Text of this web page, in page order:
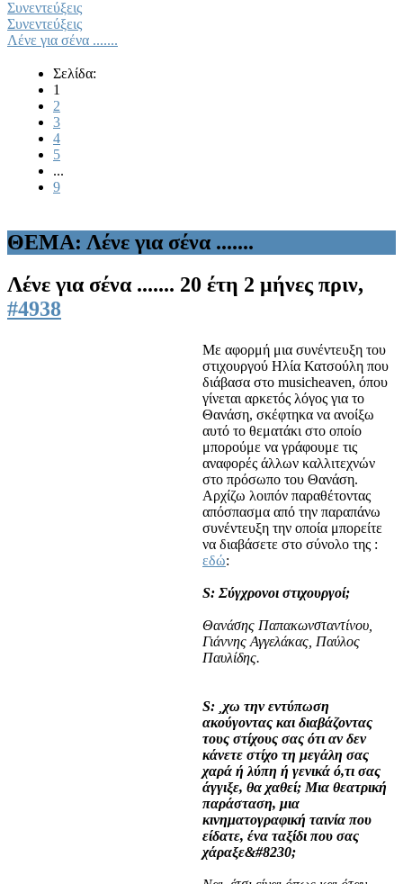
Συνεντεύξεις
Συνεντεύξεις
Λένε για σένα .......
Σελίδα:
1
2
3
4
5
...
9
ΘΕΜΑ: Λένε για σένα .......
Λένε για σένα ....... 20 έτη 2 μήνες πριν,
#4938
Με αφορμή μια συνέντευξη του
στιχουργού Ηλία Κατσούλη που
διάβασα στο musicheaven, όπου
γίνεται αρκετός λόγος για το
Θανάση, σκέφτηκα να ανοίξω
αυτό το θεματάκι στο οποίο
μπορούμε να γράφουμε τις
αναφορές άλλων καλλιτεχνών
στο πρόσωπο του Θανάση.
Αρχίζω λοιπόν παραθέτοντας
απόσπασμα από την παραπάνω
συνέντευξη την οποία μπορείτε
να διαβάσετε στο σύνολο της :
εδώ:
S: Σύγχρονοι στιχουργοί;
Θανάσης Παπακωνσταντίνου,
Γιάννης Αγγελάκας, Παύλος
Παυλίδης.
S: ¸χω την εντύπωση
ακούγοντας και διαβάζοντας
τους στίχους σας ότι αν δεν
κάνετε στίχο τη μεγάλη σας
χαρά ή λύπη ή γενικά ό,τι σας
άγγιξε, θα χαθεί; Μια θεατρική
παράσταση, μια
κινηματογραφική ταινία που
είδατε, ένα ταξίδι που σας
χάραξε&#8230;